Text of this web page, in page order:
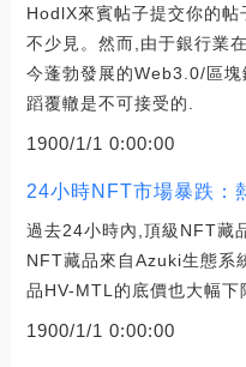
HodlX來賓帖子提交你的
不少見。然而,由于銀行業
今蓬勃發展的Web3.0/區
蹈覆轍是不可接受的.
1900/1/1 0:00:00
24小時NFT市場暴跌：
過去24小時內,頂級NFT藏
NFT藏品來自Azuki生態系
品HV-MTL的底價也大幅下
1900/1/1 0:00:00